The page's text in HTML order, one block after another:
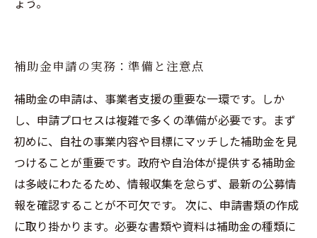
補助金申請の実務：準備と注意点
補助金の申請は、事業者支援の重要な一環です。しか
し、申請プロセスは複雑で多くの準備が必要です。まず
初めに、自社の事業内容や目標にマッチした補助金を見
つけることが重要です。政府や自治体が提供する補助金
は多岐にわたるため、情報収集を怠らず、最新の公募情
報を確認することが不可欠です。 次に、申請書類の作成
に取り掛かります。必要な書類や資料は補助金の種類に